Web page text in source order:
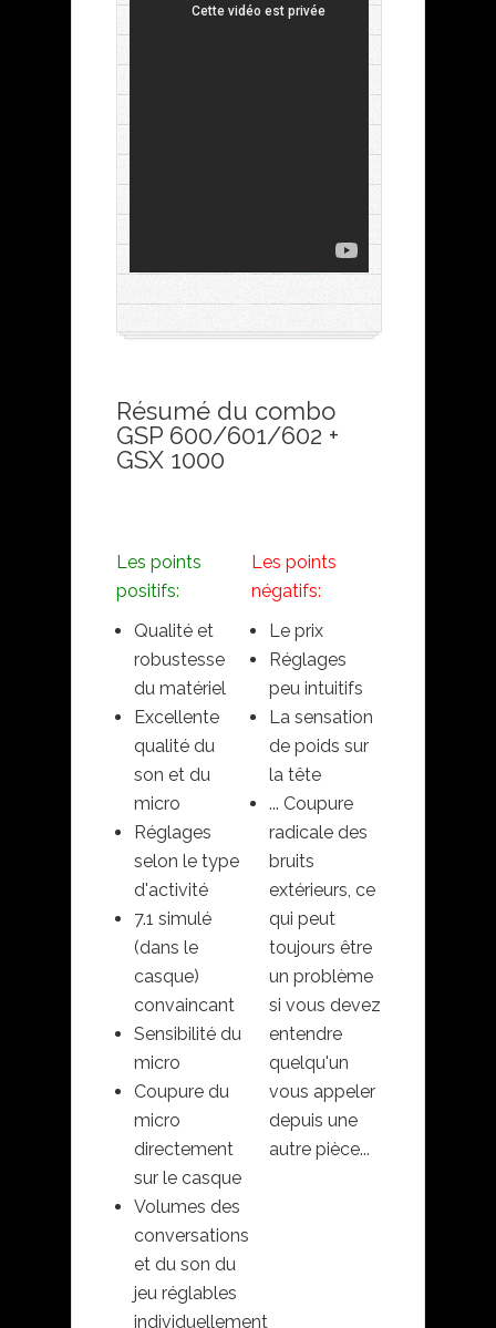
Résumé du combo
GSP 600/601/602 +
GSX 1000
Les points
positifs:
Qualité et
robustesse
du matériel
Excellente
qualité du
son et du
micro
Réglages
selon le type
d'activité
7.1 simulé
(dans le
casque)
convaincant
Sensibilité du
micro
Coupure du
micro
directement
sur le casque
Volumes des
conversations
et du son du
jeu réglables
individuellement
Les points
négatifs:
Le prix
Réglages
peu intuitifs
La sensation
de poids sur
la tête
... Coupure
radicale des
bruits
extérieurs, ce
qui peut
toujours être
un problème
si vous devez
entendre
quelqu'un
vous appeler
depuis une
autre pièce...